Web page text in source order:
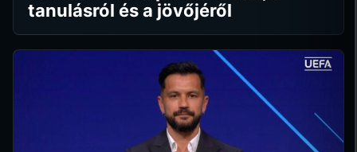
tanulásról és a jövőjéről